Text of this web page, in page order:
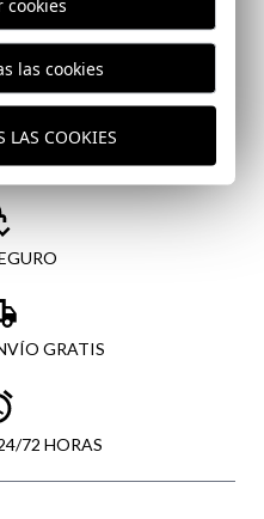
GRATIS
72 HORAS
cookies
las cookies
LAS COOKIES